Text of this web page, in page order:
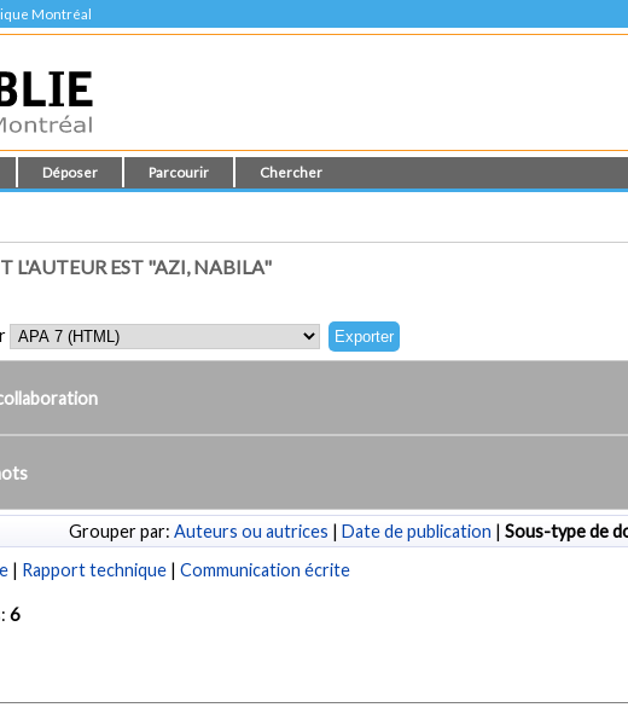
Montréal
Déposer Parcourir Chercher
L'AUTEUR EST "AZI, NABILA"
Grouper par: Auteurs ou autrices | Date de publication | Sous-type de
| Rapport technique |Communication écrite
6